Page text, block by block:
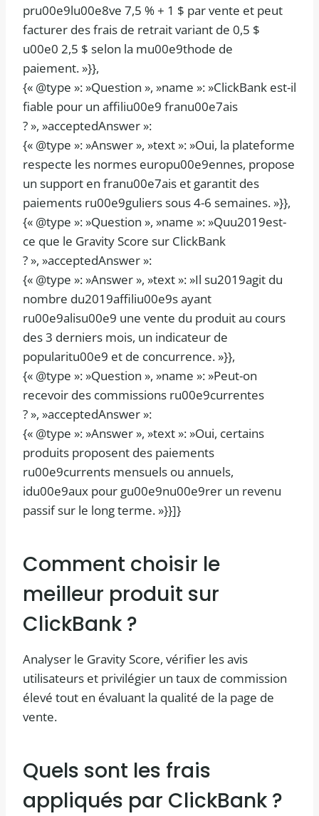
pru00e9lu00e8ve 7,5 % + 1 $ par vente et peut
facturer des frais de retrait variant de 0,5 $
u00e0 2,5 $ selon la mu00e9thode de
paiement. »}},
{« @type »: »Question », »name »: »ClickBank est-il
fiable pour un affiliu00e9 franu00e7ais
? », »acceptedAnswer »:
{« @type »: »Answer », »text »: »Oui, la plateforme
respecte les normes europu00e9ennes, propose
un support en franu00e7ais et garantit des
paiements ru00e9guliers sous 4-6 semaines. »}},
{« @type »: »Question », »name »: »Quu2019est-
ce que le Gravity Score sur ClickBank
? », »acceptedAnswer »:
{« @type »: »Answer », »text »: »Il su2019agit du
nombre du2019affiliu00e9s ayant
ru00e9alisu00e9 une vente du produit au cours
des 3 derniers mois, un indicateur de
popularitu00e9 et de concurrence. »}},
{« @type »: »Question », »name »: »Peut-on
recevoir des commissions ru00e9currentes
? », »acceptedAnswer »:
{« @type »: »Answer », »text »: »Oui, certains
produits proposent des paiements
ru00e9currents mensuels ou annuels,
idu00e9aux pour gu00e9nu00e9rer un revenu
passif sur le long terme. »}}]}
Comment choisir le
meilleur produit sur
ClickBank ?
Analyser le Gravity Score, vérifier les avis
utilisateurs et privilégier un taux de commission
élevé tout en évaluant la qualité de la page de
vente.
Quels sont les frais
appliqués par ClickBank ?